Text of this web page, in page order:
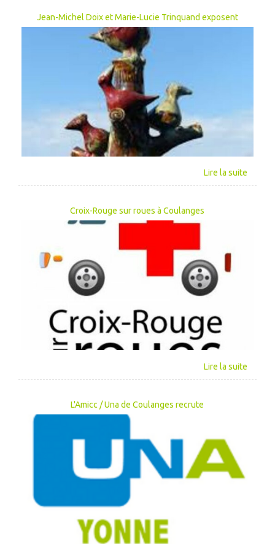
Jean-Michel Doix et Marie-Lucie Trinquand exposent
Croix-Rouge sur roues à Coulanges
L'Amicc / Una de Coulanges recrute